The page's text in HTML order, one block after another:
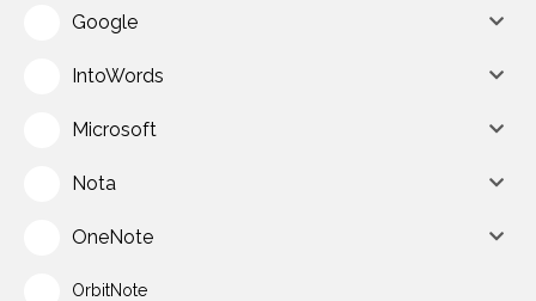
Google
IntoWords
Microsoft
Nota
OneNote
OrbitNote